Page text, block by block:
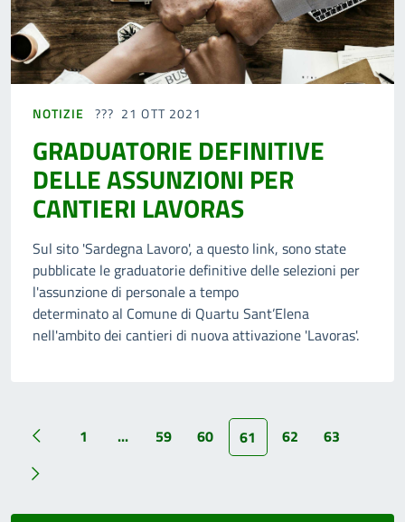
NOTIZIE 21 OTT 2021
GRADUATORIE DEFINITIVE
DELLE ASSUNZIONI PER
CANTIERI LAVORAS
Sul sito 'Sardegna Lavoro', a questo link, sono state
pubblicate le graduatorie definitive delle selezioni per
l'assunzione di personale a tempo
determinato al Comune di Quartu Sant’Elena
nell'ambito dei cantieri di nuova attivazione 'Lavoras'.
1 ... 59 60 61 62 63